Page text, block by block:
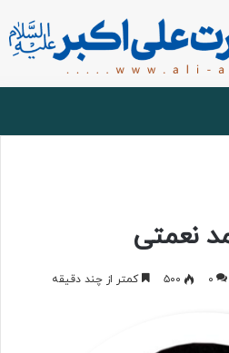
نعمتی
۰ ۵۰۰ کمتر از چند دقیقه